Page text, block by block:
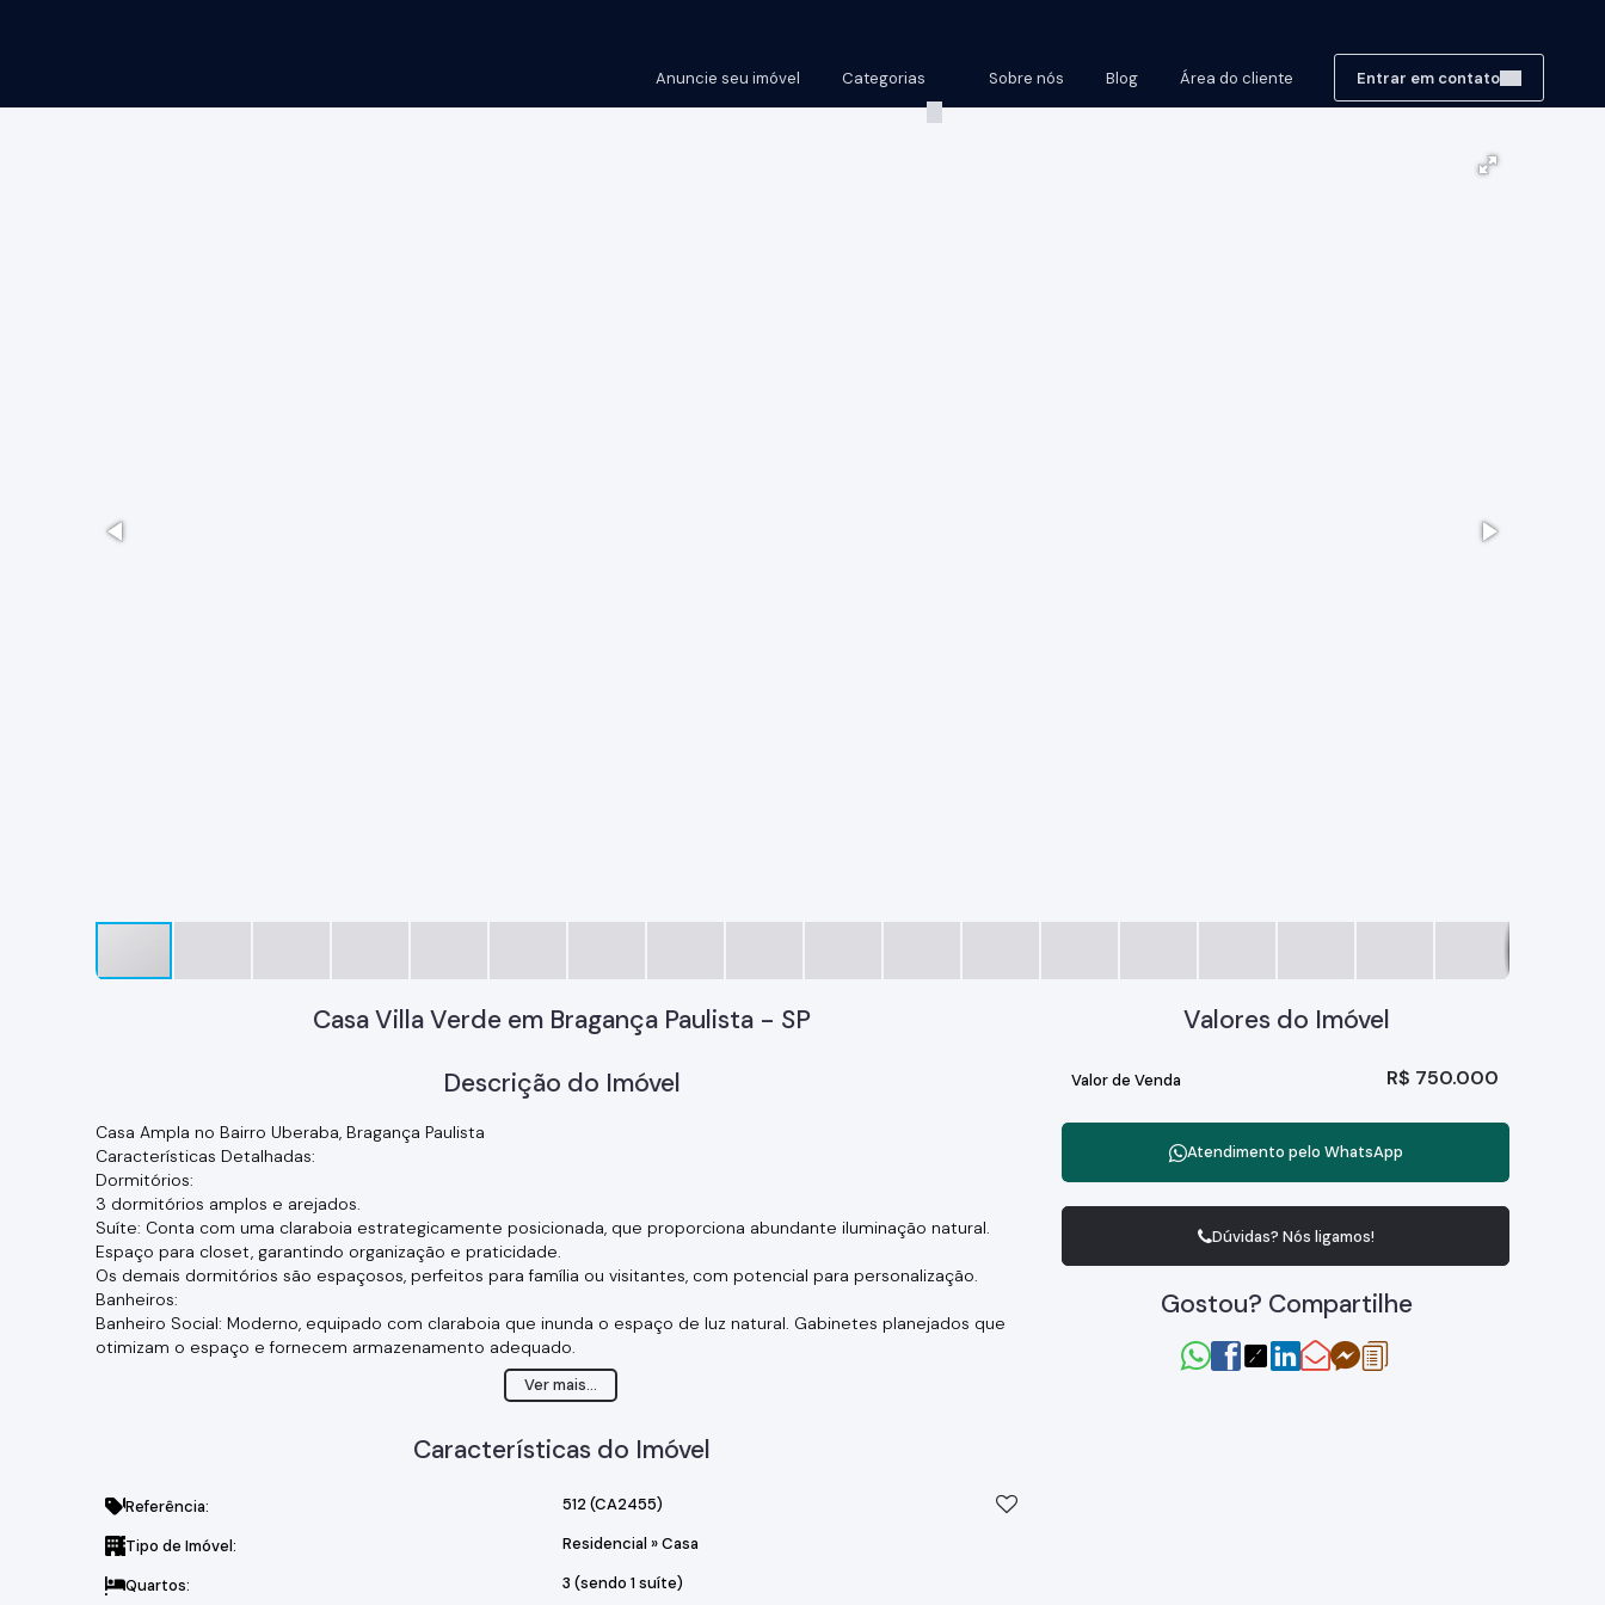
Entrar em contato
Área do cliente
Blog
Sobre nós
Categorias
Anuncie seu imóvel
Casa Villa Verde em Bragança Paulista - SP
Descrição do Imóvel
Casa Ampla no Bairro Uberaba, Bragança Paulista
Características Detalhadas:
Dormitórios:
3 dormitórios amplos e arejados.
Suíte: Conta com uma claraboia estrategicamente posicionada, que proporciona abundante iluminação natural.
Espaço para closet, garantindo organização e praticidade.
Os demais dormitórios são espaçosos, perfeitos para família ou visitantes, com potencial para personalização.
Banheiros:
Banheiro Social: Moderno, equipado com claraboia que inunda o espaço de luz natural. Gabinetes planejados que
otimizam o espaço e fornecem armazenamento adequado.
Lavabo: Um prático lavabo, ideal para receber visitas.
Acabamentos de alta qualidade, que conferem sofisticação ao ambiente.
Cozinha moderna e bem equipada.
Cooktop de 5 bocas: Ideal para quem ama cozinhar e busca praticidade.
Balcão: Oferece um espaço adicional para refeições rápidas e interação durante o preparo das refeições.
Área Gourmet:
Ver mais...
Características do Imóvel
Referência: 512 (CA2455)
Tipo de Imóvel: Residencial »Casa
Quartos: 3 (sendo 1 suíte)
Valores do Imóvel
R$ 750.000
Valor de Venda
Atendimento pelo WhatsApp
Dúvidas? Nós ligamos!
Gostou? Compartilhe